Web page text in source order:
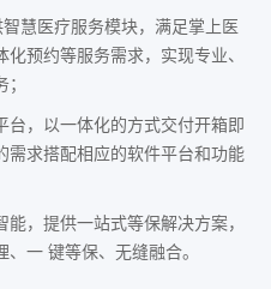
慧医疗服务模块，满足掌上医
预约等服务需求，实现专业、
台，以一体化的方式交付开箱即
需求搭配相应的软件平台和功能
，提供一站式等保解决方案，
一 键等保、无缝融合。